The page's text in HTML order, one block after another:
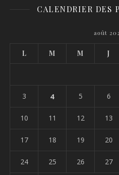
CALENDRIER DES
août
L M M J
3 4 5 6
10 11 12 13
17 18 19 20
24 25 26 27